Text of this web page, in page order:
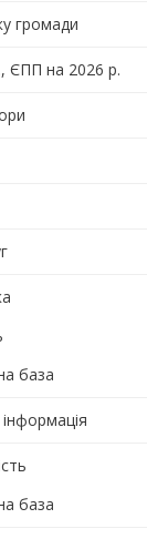
громади
ЄПП на 2026 р.
база
база